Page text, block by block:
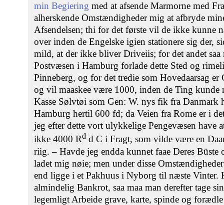
min Begiering med at afsende Marmorne med
alherskende Omstændigheder mig at afbryde
Afsendelsen; thi for det første vil de ikke kunne
over inden de Engelske igien stationere sig der,
mild, at der ikke bliver Driveiis; for det andet saa
Postvæsen i Hamburg forlade dette Sted og
Pinneberg, og for det tredie som Hovedaarsag
og vil maaskee være 1000, inden de Ting kunde
Kasse Sølvtøi som Gen: W. nys fik fra Danmark
Hamburg hertil 600 fd; da Veien fra Rome er i
jeg efter dette vort ulykkelige Pengevæsen have
ikke 4000 Rd d C i Fragt, som vilde være en
riig. – Havde jeg endda kunnet faae Deres Büste
ladet mig nøie; men under disse
end ligge i et Pakhuus i Nyborg til næste Vinter.
almindelig Bankrot, saa maa man derefter tage
legemligt Arbeide grave, karte, spinde og